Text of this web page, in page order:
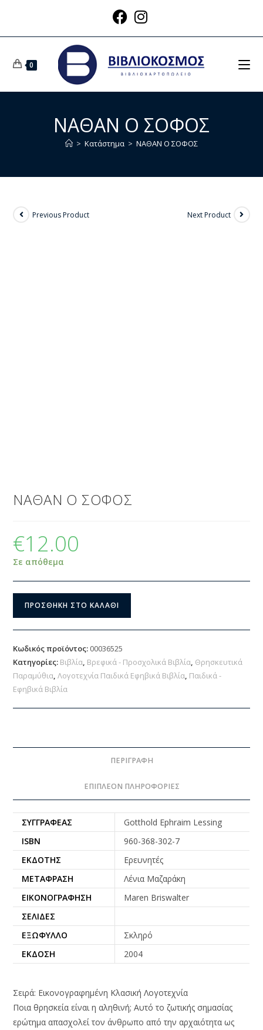
0
ΝΑΘΑΝ Ο ΣΟΦΟΣ
> Κατάστημα > ΝΑΘΑΝ Ο ΣΟΦΟΣ
Previous Product Next Product
ΝΑΘΑΝ Ο ΣΟΦΟΣ
€12.00
Σε απόθεμα
ΠΡΟΣΘΉΚΗ ΣΤΟ ΚΑΛΆΘΙ
Κωδικός προϊόντος: 00036525
Κατηγορίες: Βιβλία, Βρεφικά - Προσχολικά Βιβλία, Θρησκευτικά
Παραμύθια,Λογοτεχνία Παιδικά Εφηβικά Βιβλία, Παιδικά -
Εφηβικά Βιβλία
ΠΕΡΙΓΡΑΦΉ
ΕΠΙΠΛΈΟΝ ΠΛΗΡΟΦΟΡΊΕΣ
ΣΥΓΓΡΑΦΈΑΣ
Gotthold Ephraim Lessing
ISBN
960-368-302-7
ΕΚΔΌΤΗΣ
Ερευνητές
ΜΕΤΆΦΡΑΣΗ
Λένια Μαζαράκη
ΕΙΚΟΝΟΓΡΆΦΗΣΗ
Maren Briswalter
ΣΕΛΊΔΕΣ
ΕΞΏΦΥΛΛΟ
Σκληρό
ΈΚΔΟΣΗ
2004
Σειρά: Εικονογραφημένη Κλασική Λογοτεχνία
Ποια θρησκεία είναι η αληθινή; Αυτό το ζωτικής σημασίας
ερώτημα απασχολεί τον άνθρωπο από την αρχαιότητα ως